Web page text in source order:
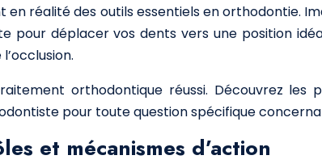
réalité des outils essentiels en orthodontie.
déplacer vos dents vers une position
orthodontique réussi. Découvrez les
pour toute question spécifique
et mécanismes d’action